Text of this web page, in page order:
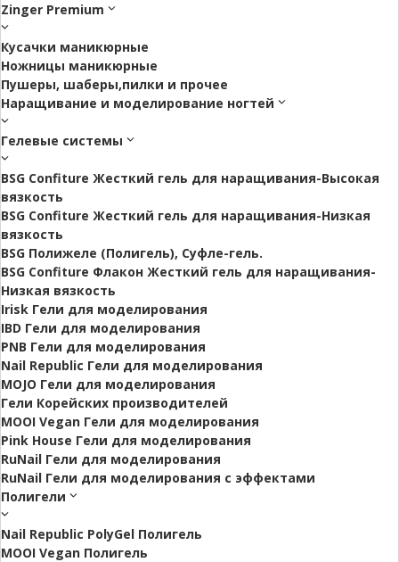
Zinger Premium
Кусачки маникюрные
Ножницы маникюрные
Пушеры, шаберы,пилки и прочее
Наращивание и моделирование ногтей
Гелевые системы
BSG Confiture Жесткий гель для наращивания-Высокая
вязкость
BSG Confiture Жесткий гель для наращивания-Низкая
вязкость
BSG Полижеле (Полигель), Суфле-гель.
BSG Confiture Флакон Жесткий гель для наращивания-
Низкая вязкость
Irisk Гели для моделирования
IBD Гели для моделирования
PNB Гели для моделирования
Nail Republic Гели для моделирования
MOJO Гели для моделирования
Гели Корейских производителей
MOOI Vegan Гели для моделирования
Pink House Гели для моделирования
RuNail Гели для моделирования
RuNail Гели для моделирования с эффектами
Полигели
Nail Republic PolyGel Полигель
MOOI Vegan Полигель